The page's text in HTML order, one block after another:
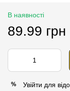
В наявності
89.99 грн
% Увійти для